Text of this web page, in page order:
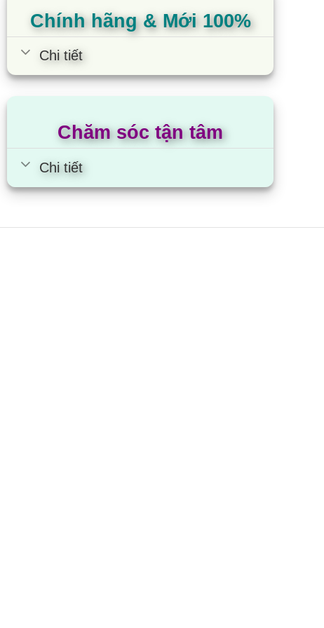
Chính hãng & Mới 100%
Chi tiết
Chăm sóc tận tâm
Chi tiết